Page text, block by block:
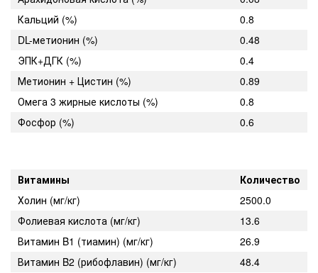
Кальций (%)
0.8
DL-метионин (%)
0.48
ЭПК+ДГК (%)
0.4
Метионин + Цистин (%)
0.89
Омега 3 жирные кислоты (%)
0.8
Фосфор (%)
0.6
Витамины
Количество
Холин (мг/кг)
2500.0
Фолиевая кислота (мг/кг)
13.6
Витамин B1 (тиамин) (мг/кг)
26.9
Витамин B2 (рибофлавин) (мг/кг)
48.4